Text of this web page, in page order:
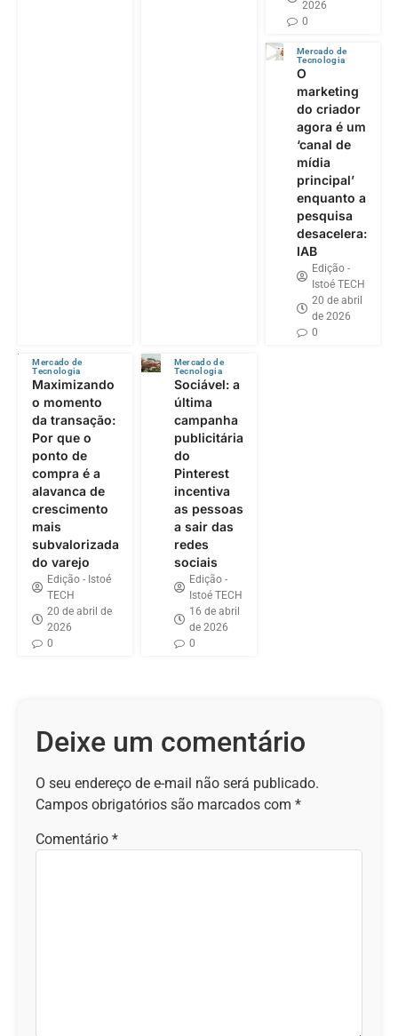
2026
0
Mercado de
Tecnologia
O
marketing
do criador
agora é um
‘canal de
mídia
principal’
enquanto a
pesquisa
desacelera:
IAB
Edição -
Istoé TECH
20 de abril
de 2026
0
Mercado de
Tecnologia
Maximizando
o momento
da transação:
Por que o
ponto de
compra é a
alavanca de
crescimento
mais
subvalorizada
do varejo
Edição - Istoé
TECH
20 de abril de
2026
0
Mercado de
Tecnologia
Sociável: a
última
campanha
publicitária
do
Pinterest
incentiva
as pessoas
a sair das
redes
sociais
Edição -
Istoé TECH
16 de abril
de 2026
0
Deixe um comentário
O seu endereço de e-mail não será publicado.
Campos obrigatórios são marcados com *
Comentário *